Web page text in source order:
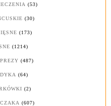
(53)
(30)
(173)
(1214)
(487)
(64)
(2)
(607)